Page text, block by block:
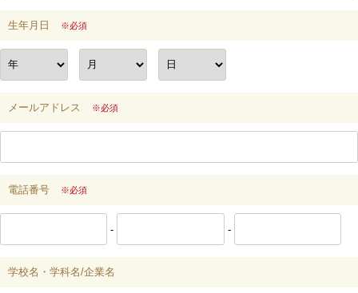
生年月日 ※必須
メールアドレス ※必須
電話番号 ※必須
- -
学校名・学科名/企業名